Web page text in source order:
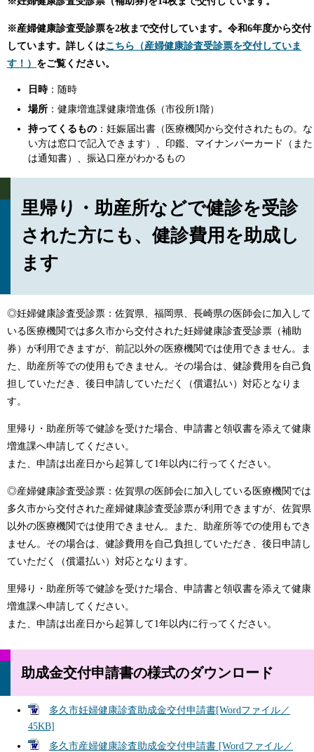
※産婦健康診査受診票を2枚まで交付しています。令和6年度から交付
しています。詳しくはこちら（産婦健康診査受診票を交付していま
す！） をご覧ください。
日時：随時
場所 ：健康増進課健康増進係（市役所1階）
持ってくるもの ：妊娠届出書（医療機関から交付されたもの。な
い方は窓口で記入できます）、印鑑、マイナンバーカード（また
は通知書）、振込口座がわかるもの
里帰り・助産所などで健診を受診
された方にも、健診費用を助成し
ます
◎妊婦健康診査受診票：佐賀県、福岡県、長崎県の医師会に加入して
いる医療機関では多久市から交付された妊婦健康診査受診票（補助
券）が利用できますが、前記以外の医療機関では使用できません。ま
た、助産所等での使用もできません。その場合は、健診費用を自己負
担していただき、後日申請していただく（償還払い）対応となりま
す。
里帰り・助産所等で健診を受けた場合、申請書と領収書を添えて健康
増進課へ申請してください。
また、申請は出産日から起算して1年以内に行ってください。
◎産婦健康診査受診票：佐賀県の医師会に加入している医療機関では
多久市から交付された産婦健康診査受診票が利用できますが、佐賀県
以外の医療機関では使用できません。また、助産所等での使用もでき
ません。その場合は、健診費用を自己負担していただき、後日申請し
ていただく（償還払い）対応となります。
里帰り・助産所等で健診を受けた場合、申請書と領収書を添えて健康
増進課へ申請してください。
また、申請は出産日から起算して1年以内に行ってください。
助成金交付申請書の様式のダウンロード
多久市妊婦健康診査助成金交付申請書[Wordファイル／
45KB]
多久市産婦健康診査助成金交付申請書 [Wordファイル／